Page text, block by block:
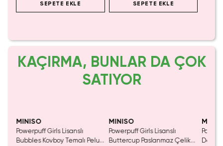
SEPETE EKLE SEPETE EKLE
KAÇIRMA, BUNLAR DA ÇOK
SATIYOR
MINISO
Powerpuff Girls Lisanslı
Bubbles Kovboy Temalı Peluş
MINISO
Powerpuff Girls Lisanslı
Buttercup Paslanmaz Çelik